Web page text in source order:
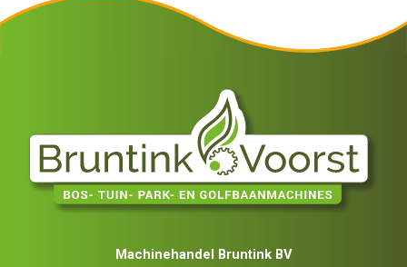
Machinehandel Bruntink BV